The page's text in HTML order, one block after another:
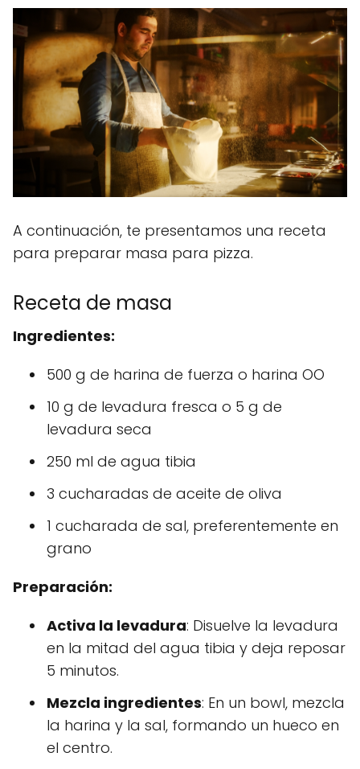
A continuación, te presentamos una receta
para preparar masa para pizza.
Receta de masa
Ingredientes:
500 g de harina de fuerza o harina OO
10 g de levadura fresca o 5 g de
levadura seca
250 ml de agua tibia
3 cucharadas de aceite de oliva
1 cucharada de sal, preferentemente en
grano
Preparación:
Activa la levadura: Disuelve la levadura
en la mitad del agua tibia y deja reposar
5 minutos.
Mezcla ingredientes: En un bowl, mezcla
la harina y la sal, formando un hueco en
el centro.